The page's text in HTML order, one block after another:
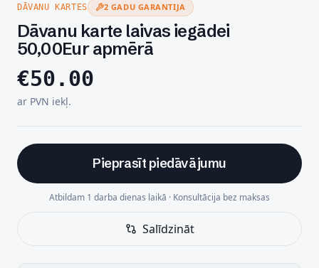
DĀVANU KARTES 2 GADU GARANTIJA
Dāvanu karte laivas iegādei
50,00Eur apmērā
€50.00
ar PVN iekļ.
Pieprasīt piedāvājumu
Atbildam 1 darba dienas laikā · Konsultācija bez maksas
Salīdzināt